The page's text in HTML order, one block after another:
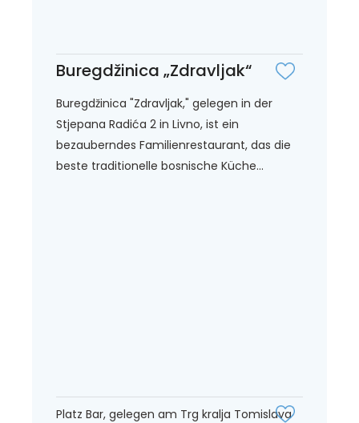
Buregdžinica „Zdravljak“
Buregdžinica "Zdravljak," gelegen in der
Stjepana Radića 2 in Livno, ist ein
bezauberndes Familienrestaurant, das die
beste traditionelle bosnische Küche...
Platz Bar, gelegen am Trg kralja Tomislava